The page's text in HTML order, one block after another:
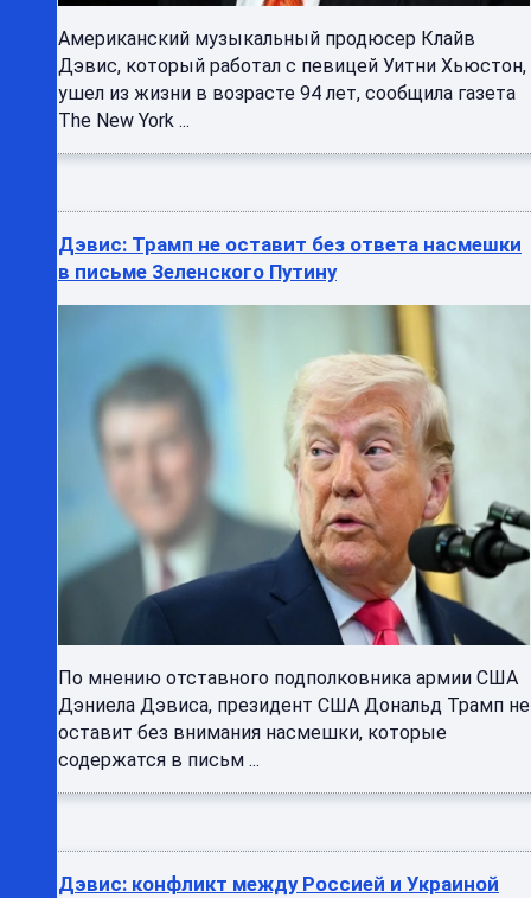
Американский музыкальный продюсер Клайв
Дэвис, который работал с певицей Уитни Хьюстон,
ушел из жизни в возрасте 94 лет, сообщила газета
The New York ...
Дэвис: Трамп не оставит без ответа насмешки
в письме Зеленского Путину
По мнению отставного подполковника армии США
Дэниела Дэвиса, президент США Дональд Трамп не
оставит без внимания насмешки, которые
содержатся в письм ...
Дэвис: конфликт между Россией и Украиной